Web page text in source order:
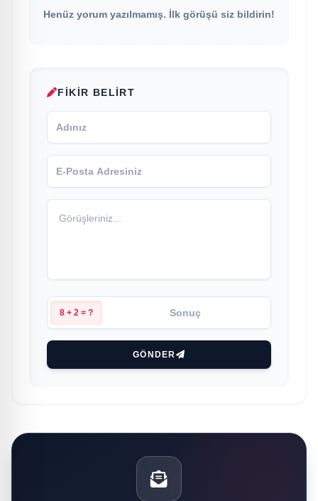
Henüz yorum yazılmamış. İlk görüşü siz bildirin!
FIKIR BELIRT
8 + 2 = ?
GÖNDER